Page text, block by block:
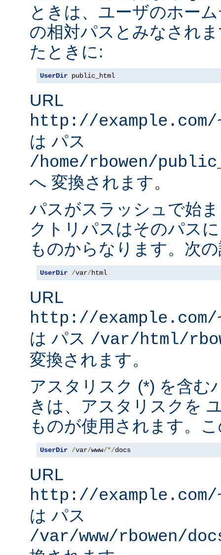
ときは、ユーザのホー
の相対パスとみなされ
たときに:
UserDir public_html
URL
http://
は パス
/home/rbowen/
へ 変換されます。
パスがスラッシュで始
クトリパスはそのパス
ものからなります。次
UserDir /var/html
URL
http://
は パス /var/html/
変換されます。
アスタリスク (*) を含む
きは、アスタリスクを
ものが使用されます。
UserDir /var/www/*/docs
URL
http://
は パス
/var/www/rbowen/